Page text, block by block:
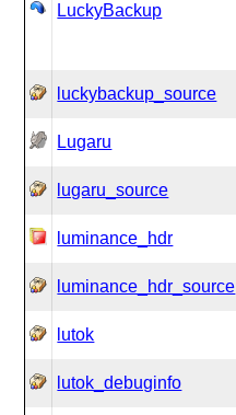
LuckyBackup
luckybackup_source
Lugaru
lugaru_source
luminance_hdr
luminance_hdr_source
lutok
lutok_debuginfo